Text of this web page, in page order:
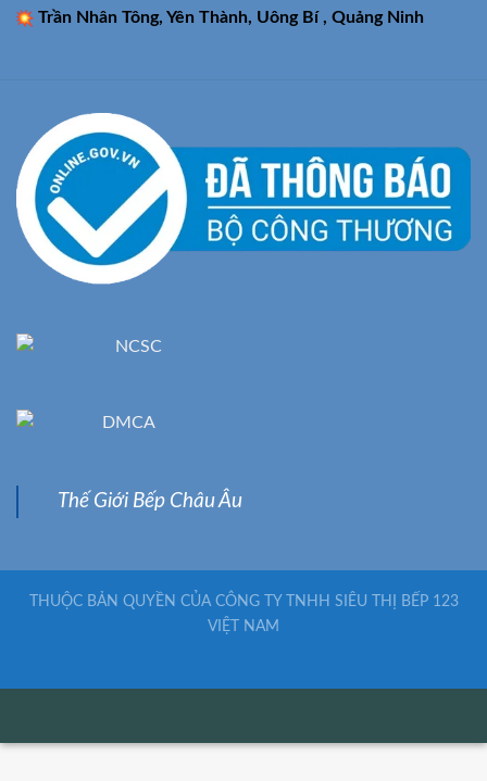
Trần Nhân Tông, Yên Thành, Uông Bí , Quảng Ninh
Thế Giới Bếp Châu Âu
THUỘC BẢN QUYỀN CỦA CÔNG TY TNHH SIÊU THỊ BẾP 123
VIỆT NAM